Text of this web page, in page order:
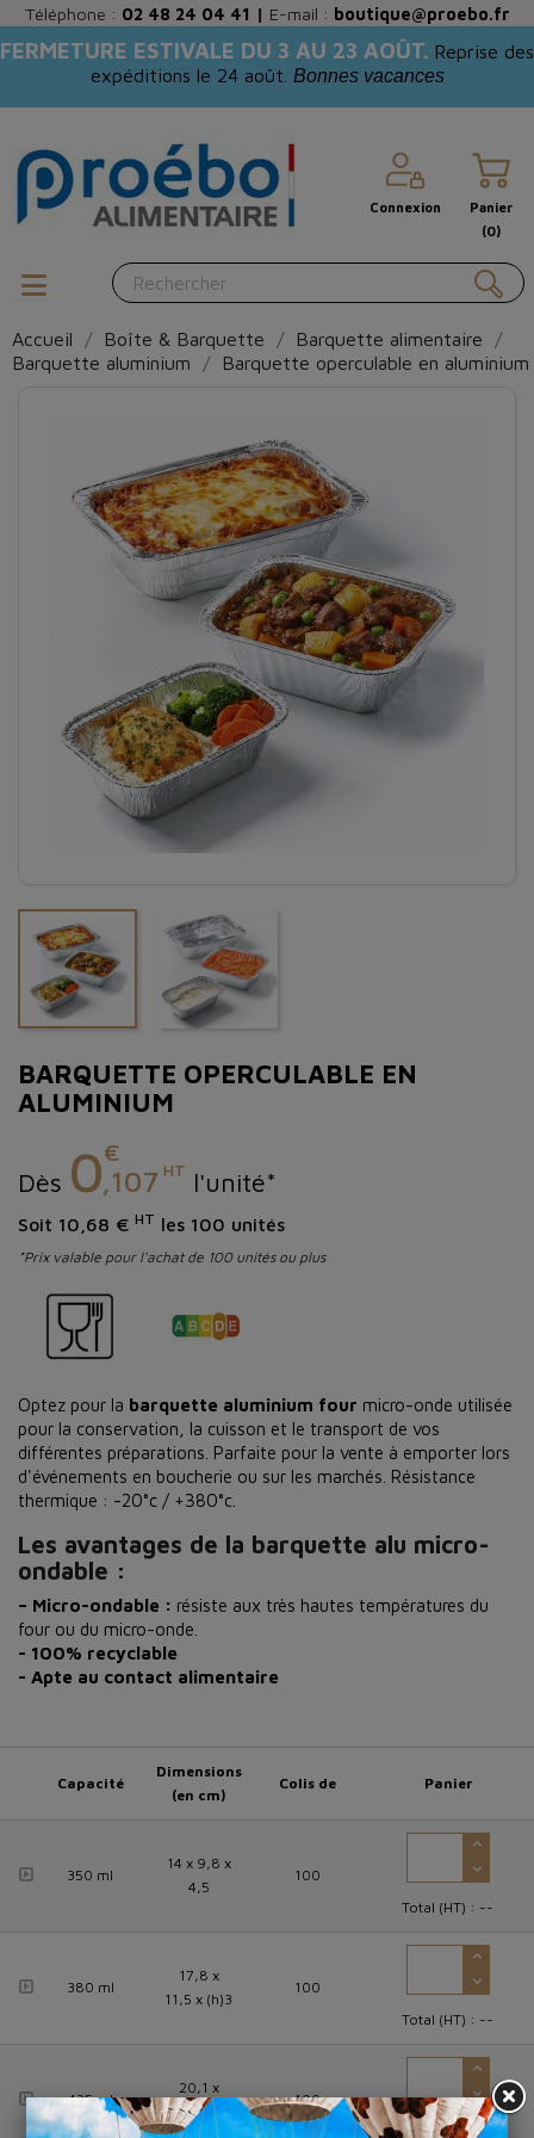
Téléphone : 02 48 24 04 41 | E-mail : boutique@proebo.fr
FERMETURE ESTIVALE DU 3 AU 23 AOÛT. Reprise des
expéditions le 24 août. Bonnes vacances
Connexion
Panier
(0)
Accueil Boîte & Barquette
Barquette alimentaire
Barquette aluminium
Barquette operculable en aluminium
BARQUETTE OPERCULABLE EN
ALUMINIUM
Dès 0€
,107 HT l'unité*
Soit 10,68 € HT les 100 unités
*Prix valable pour l'achat de 100 unités ou plus
Optez pour la barquette aluminium four micro-onde utilisée
pour la conservation, la cuisson et le transport de vos
différentes préparations. Parfaite pour la vente à emporter lors
d'événements en boucherie ou sur les marchés. Résistance
thermique : -20°c / +380°c.
Les avantages de la barquette alu micro-
ondable :
– Micro-ondable : résiste aux très hautes températures du
four ou du micro-onde.
- 100% recyclable
- Apte au contact alimentaire
Capacité
Dimensions
(en cm)
Colis de Panier
350 ml
14 x 9,8 x
4,5
100
Total (HT) : --
380 ml
17,8 x
11,5 x (h)3
100
Total (HT) : --
435 ml
20,1 x
13,6 x (h)4
100
Total (HT) :--